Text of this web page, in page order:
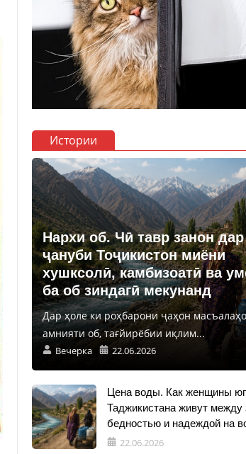
Истории
Нархи об. Чӣ тавр занон дар
ҷануби Тоҷикистон миёни
хушксолӣ, камбизоатӣ ва
ба об зиндагӣ мекунанд
Дар ҳоле ки роҳбарони ҷаҳон
амнияти об, тағйирёбии иқлим...
Вечерка 22.06.2026
Цена воды. Как женщины
Таджикистана живут между
бедностью и надеждой на
22.06.2026